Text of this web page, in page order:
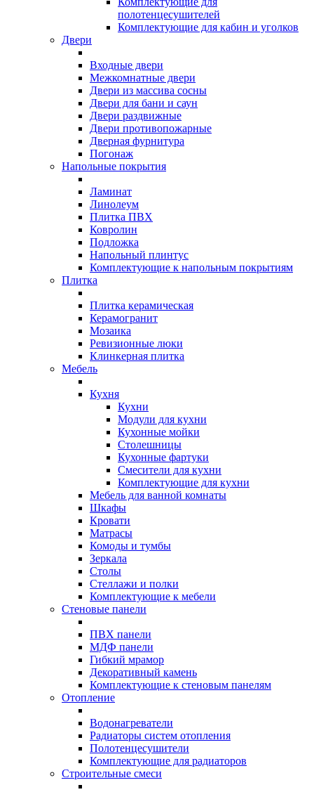
полотенцесушителей
Комплектующие для кабин и уголков
Двери
Входные двери
Межкомнатные двери
Двери из массива сосны
Двери для бани и саун
Двери раздвижные
Двери противопожарные
Дверная фурнитура
Погонаж
Напольные покрытия
Ламинат
Линолеум
Плитка ПВХ
Ковролин
Подложка
Напольный плинтус
Комплектующие к напольным покрытиям
Плитка
Плитка керамическая
Керамогранит
Мозаика
Ревизионные люки
Клинкерная плитка
Мебель
Кухня
Кухни
Модули для кухни
Кухонные мойки
Столешницы
Кухонные фартуки
Смесители для кухни
Комплектующие для кухни
Мебель для ванной комнаты
Шкафы
Кровати
Матрасы
Комоды и тумбы
Зеркала
Столы
Стеллажи и полки
Комплектующие к мебели
Стеновые панели
ПВХ панели
МДФ панели
Гибкий мрамор
Декоративный камень
Комплектующие к стеновым панелям
Отопление
Водонагреватели
Радиаторы систем отопления
Полотенцесушители
Комплектующие для радиаторов
Строительные смеси